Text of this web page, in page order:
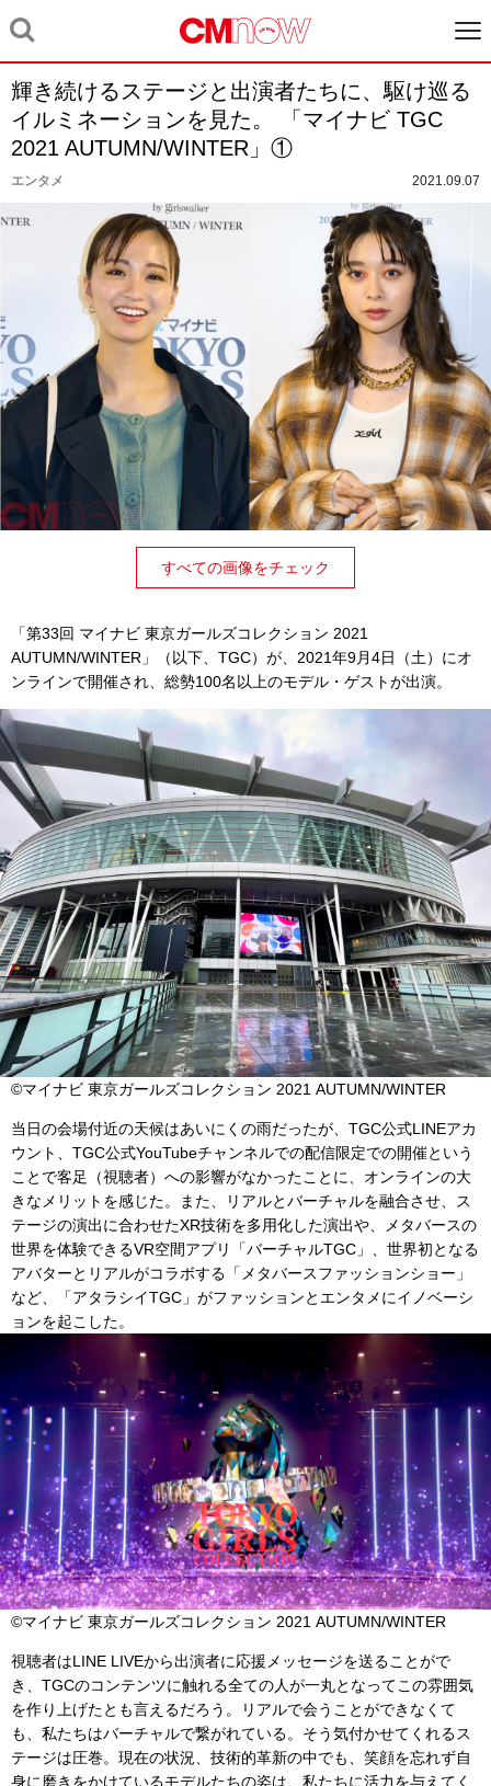
輝き続けるステージと出演者たちに、駆け巡る
イルミネーションを見た。 「マイナビ TGC
2021 AUTUMN/WINTER」①
エンタメ 2021.09.07
すべての画像をチェック
「第33回 マイナビ 東京ガールズコレクション 2021
AUTUMN/WINTER」（以下、TGC）が、2021年9月4日（土）にオ
ンラインで開催され、総勢100名以上のモデル・ゲストが出演。
©マイナビ 東京ガールズコレクション 2021 AUTUMN/WINTER
当日の会場付近の天候はあいにくの雨だったが、TGC公式LINEアカ
ウント、TGC公式YouTubeチャンネルでの配信限定での開催という
ことで客足（視聴者）への影響がなかったことに、オンラインの大
きなメリットを感じた。また、リアルとバーチャルを融合させ、ス
テージの演出に合わせたXR技術を多用化した演出や、メタバースの
世界を体験できるVR空間アプリ「バーチャルTGC」、世界初となる
アバターとリアルがコラボする「メタバースファッションショー」
など、「アタラシイTGC」がファッションとエンタメにイノベーシ
ョンを起こした。
©マイナビ 東京ガールズコレクション 2021 AUTUMN/WINTER
視聴者はLINE LIVEから出演者に応援メッセージを送ることがで
き、TGCのコンテンツに触れる全ての人が一丸となってこの雰囲気
を作り上げたとも言えるだろう。リアルで会うことができなくて
も、私たちはバーチャルで繋がれている。そう気付かせてくれるス
テージは圧巻。現在の状況、技術的革新の中でも、笑顔を忘れず自
身に磨きをかけているモデルたちの姿は、私たちに活力を与えてく